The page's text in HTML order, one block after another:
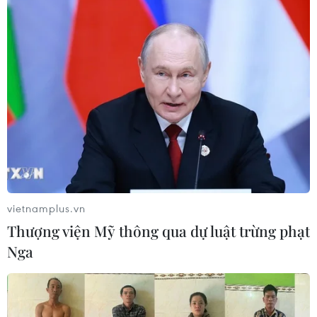
quyền xử phạt vi phạm hành chính
từ ngày 26/9
07/08/2026 23:00
Bế mạc Hội thi lực lượng tham gia
bảo vệ an ninh, trật tự ở cơ sở giỏi
07/08/2026 15:57
Khởi tố, truy nã 3 đối tượng hoạt
động nhằm lật đổ chính quyền nhân
dân
07/08/2026 13:51
Bảo mẫu tại cơ sở mầm non thừa
vietnamplus.vn
Thượng viện Mỹ thông qua dự luật trừng phạt
Nga